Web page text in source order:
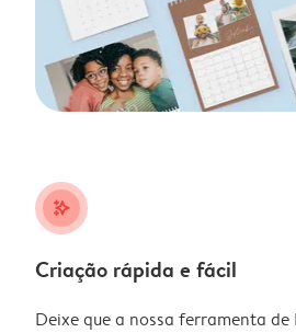
stars_plus
Criação rápida e fácil
Deixe que a nossa ferramenta de